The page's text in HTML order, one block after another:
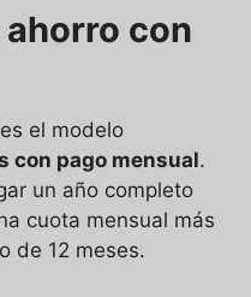
con
el modelo
con pago mensual.
un año completo
cuota mensual más
de 12 meses.